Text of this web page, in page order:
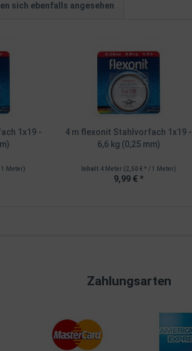
sich ebenfalls angesehen
1x19 -
1 Meter)
4 m flexonit Stahlvorfach 1x19 -
6,6 kg (0,25 mm)
Inhalt 4 Meter (2,50 € * / 1 Meter)
9,99 € *
Zahlungsarten